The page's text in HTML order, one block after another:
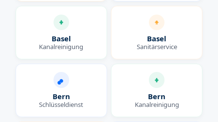
Basel
Kanalreinigung
Basel
Sanitärservice
Bern
Schlüsseldienst
Bern
Kanalreinigung